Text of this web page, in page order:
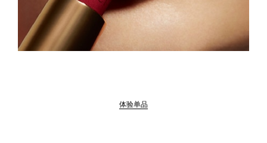
体验单品